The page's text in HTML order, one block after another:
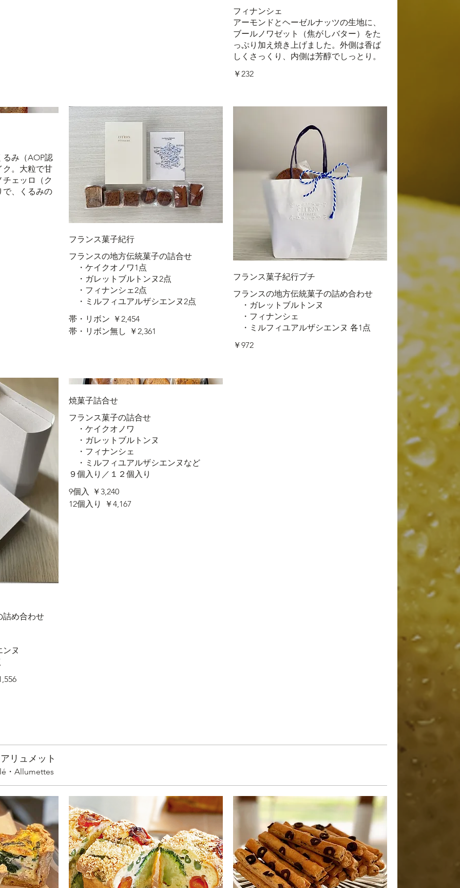
フィナンシェ
アーモンドとヘーゼルナッツの生地に、
ブールノワゼット（焦がしバター）をた
っぷり加え焼き上げました。外側は香ば
しくさっくり、内側は芳醇でしっとり。
￥232
るみ（AOP認
ク。大粒で甘
ェッロ（ク
で、くるみの
フランス菓子紀行
フランスの地方伝統菓子の詰合せ
・ケイクオノワ1点
・ガレットブルトンヌ2点
・フィナンシェ2点
・ミルフィユアルザシエンヌ2点
帯・リボン ￥2,454
帯・リボン無し
￥2,361
フランス菓子紀行プチ
フランスの地方伝統菓子の詰め合わせ
・ガレットブルトンヌ
・フィナンシェ
・ミルフィユアルザシエンヌ 各1点
￥972
詰め合わせ
ヌ
焼菓子詰合せ
フランス菓子の詰合せ
・ケイクオノワ
・ガレットブルトンヌ
・フィナンシェ
・ミルフィユアルザシエンヌなど
９個入り／１２個入り
9個入
￥3,240
12個入り
￥4,167
リュメット
・Allumettes